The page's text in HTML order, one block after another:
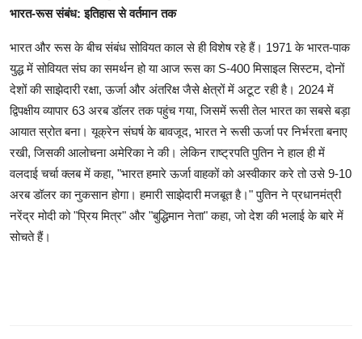
भारत-रूस संबंध: इतिहास से वर्तमान तक
भारत और रूस के बीच संबंध सोवियत काल से ही विशेष रहे हैं। 1971 के भारत-पाक
युद्ध में सोवियत संघ का समर्थन हो या आज रूस का S-400 मिसाइल सिस्टम, दोनों
देशों की साझेदारी रक्षा, ऊर्जा और अंतरिक्ष जैसे क्षेत्रों में अटूट रही है। 2024 में
द्विपक्षीय व्यापार 63 अरब डॉलर तक पहुंच गया, जिसमें रूसी तेल भारत का सबसे बड़ा
आयात स्रोत बना। यूक्रेन संघर्ष के बावजूद, भारत ने रूसी ऊर्जा पर निर्भरता बनाए
रखी, जिसकी आलोचना अमेरिका ने की। लेकिन राष्ट्रपति पुतिन ने हाल ही में
वलदाई चर्चा क्लब में कहा, "भारत हमारे ऊर्जा वाहकों को अस्वीकार करे तो उसे 9-10
अरब डॉलर का नुकसान होगा। हमारी साझेदारी मजबूत है।" पुतिन ने प्रधानमंत्री
नरेंद्र मोदी को "प्रिय मित्र" और "बुद्धिमान नेता" कहा, जो देश की भलाई के बारे में
सोचते हैं।